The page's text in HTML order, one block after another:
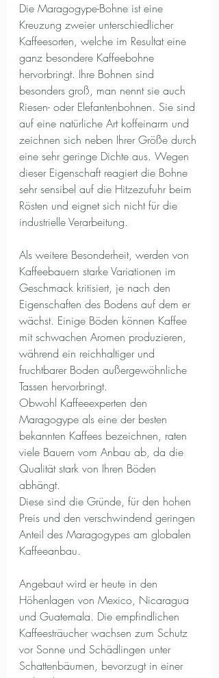
Die Maragogype-Bohne ist eine
Kreuzung zweier unterschiedlicher
Kaffeesorten, welche im Resultat eine
ganz besondere Kaffeebohne
hervorbringt. Ihre Bohnen sind
besonders groß, man nennt sie auch
Riesen- oder Elefantenbohnen. Sie sind
auf eine natürliche Art koffeinarm und
zeichnen sich neben Ihrer Größe durch
eine sehr geringe Dichte aus. Wegen
dieser Eigenschaft reagiert die Bohne
sehr sensibel auf die Hitzezufuhr beim
Rösten und eignet sich nicht für die
industrielle Verarbeitung.
Als weitere Besonderheit, werden von
Kaffeebauern starke Variationen im
Geschmack kritisiert, je nach den
Eigenschaften des Bodens auf dem er
wächst. Einige Böden können Kaffee
mit schwachen Aromen produzieren,
während ein reichhaltiger und
fruchtbarer Boden außergewöhnliche
Tassen hervorbringt.
Obwohl Kaffeeexperten den
Maragogype als eine der besten
bekannten Kaffees bezeichnen, raten
viele Bauern vom Anbau ab, da die
Qualität stark von Ihren Böden
abhängt.
Diese sind die Gründe, für den hohen
Preis und den verschwindend geringen
Anteil des Maragogypes am globalen
Kaffeeanbau.
Angebaut wird er heute in den
Höhenlagen von Mexico, Nicaragua
und Guatemala. Die empfindlichen
Kaffeesträucher wachsen zum Schutz
vor Sonne und Schädlingen unter
Schattenbäumen, bevorzugt in einer